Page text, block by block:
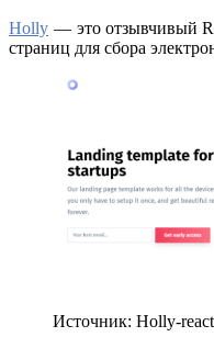
Holly — это отзывчивый
страниц для сбора
Источник: Holly-react